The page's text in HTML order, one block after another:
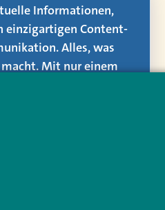
Informationen,
einzigartigen Content-
Alles, was
Mit nur einem